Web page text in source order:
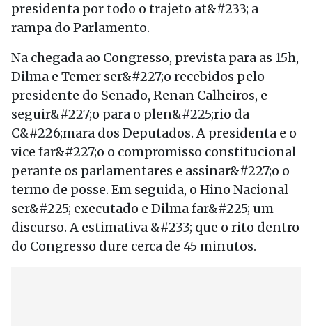
presidenta por todo o trajeto at&#233; a
rampa do Parlamento.
Na chegada ao Congresso, prevista para as 15h,
Dilma e Temer ser&#227;o recebidos pelo
presidente do Senado, Renan Calheiros, e
seguir&#227;o para o plen&#225;rio da
C&#226;mara dos Deputados. A presidenta e o
vice far&#227;o o compromisso constitucional
perante os parlamentares e assinar&#227;o o
termo de posse. Em seguida, o Hino Nacional
ser&#225; executado e Dilma far&#225; um
discurso. A estimativa &#233; que o rito dentro
do Congresso dure cerca de 45 minutos.